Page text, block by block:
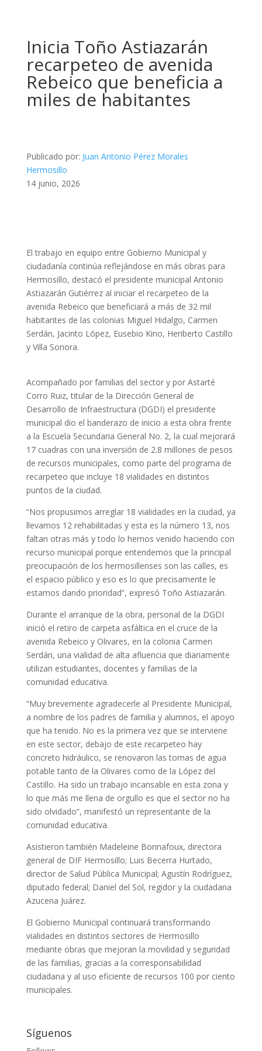
Inicia Toño Astiazarán
recarpeteo de avenida
Rebeico que beneficia a
miles de habitantes
Publicado por: Juan Antonio Pérez Morales
Hermosillo
14 junio, 2026
El trabajo en equipo entre Gobierno Municipal y
ciudadanía continúa reflejándose en más obras para
Hermosillo, destacó el presidente municipal Antonio
Astiazarán Gutiérrez al iniciar el recarpeteo de la
avenida Rebeico que beneficiará a más de 32 mil
habitantes de las colonias Miguel Hidalgo, Carmen
Serdán, Jacinto López, Eusebio Kino, Heriberto Castillo
y Villa Sonora.
Acompañado por familias del sector y por Astarté
Corro Ruiz, titular de la Dirección General de
Desarrollo de Infraestructura (DGDI) el presidente
municipal dio el banderazo de inicio a esta obra frente
a la Escuela Secundaria General No. 2, la cual mejorará
17 cuadras con una inversión de 2.8 millones de pesos
de recursos municipales, como parte del programa de
recarpeteo que incluye 18 vialidades en distintos
puntos de la ciudad.
“Nos propusimos arreglar 18 vialidades en la ciudad, ya
llevamos 12 rehabilitadas y esta es la número 13, nos
faltan otras más y todo lo hemos venido haciendo con
recurso municipal porque entendemos que la principal
preocupación de los hermosillenses son las calles, es
el espacio público y eso es lo que precisamente le
estamos dando prioridad”, expresó Toño Astiazarán.
Durante el arranque de la obra, personal de la DGDI
inició el retiro de carpeta asfáltica en el cruce de la
avenida Rebeico y Olivares, en la colonia Carmen
Serdán, una vialidad de alta afluencia que diariamente
utilizan estudiantes, docentes y familias de la
comunidad educativa.
“Muy brevemente agradecerle al Presidente Municipal,
a nombre de los padres de familia y alumnos, el apoyo
que ha tenido. No es la primera vez que se interviene
en este sector, debajo de este recarpeteo hay
concreto hidráulico, se renovaron las tomas de agua
potable tanto de la Olivares como de la López del
Castillo. Ha sido un trabajo incansable en esta zona y
lo que más me llena de orgullo es que el sector no ha
sido olvidado”, manifestó un representante de la
comunidad educativa.
Asistieron también Madeleine Bonnafoux, directora
general de DIF Hermosillo; Luis Becerra Hurtado,
director de Salud Pública Municipal; Agustín Rodríguez,
diputado federal; Daniel del Sol, regidor y la ciudadana
Azucena Juárez.
El Gobierno Municipal continuará transformando
vialidades en distintos sectores de Hermosillo
mediante obras que mejoran la movilidad y seguridad
de las familias, gracias a la corresponsabilidad
ciudadana y al uso eficiente de recursos 100 por ciento
municipales.
Síguenos